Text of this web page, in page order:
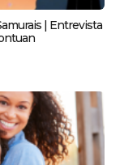
| Entrevista